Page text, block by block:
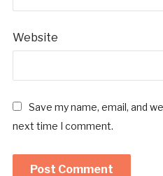
Website
Save my name, email, and
next time I comment.